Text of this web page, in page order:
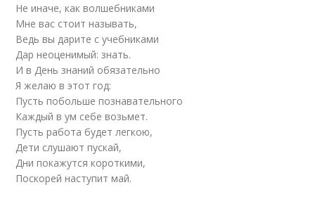
Не иначе, как волшебниками
Мне вас стоит называть,
Ведь вы дарите с учебниками
Дар неоценимый: знать.
И в День знаний обязательно
Я желаю в этот год:
Пусть побольше познавательного
Каждый в ум себе возьмет.
Пусть работа будет легкою,
Дети слушают пускай,
Дни покажутся короткими,
Поскорей наступит май.